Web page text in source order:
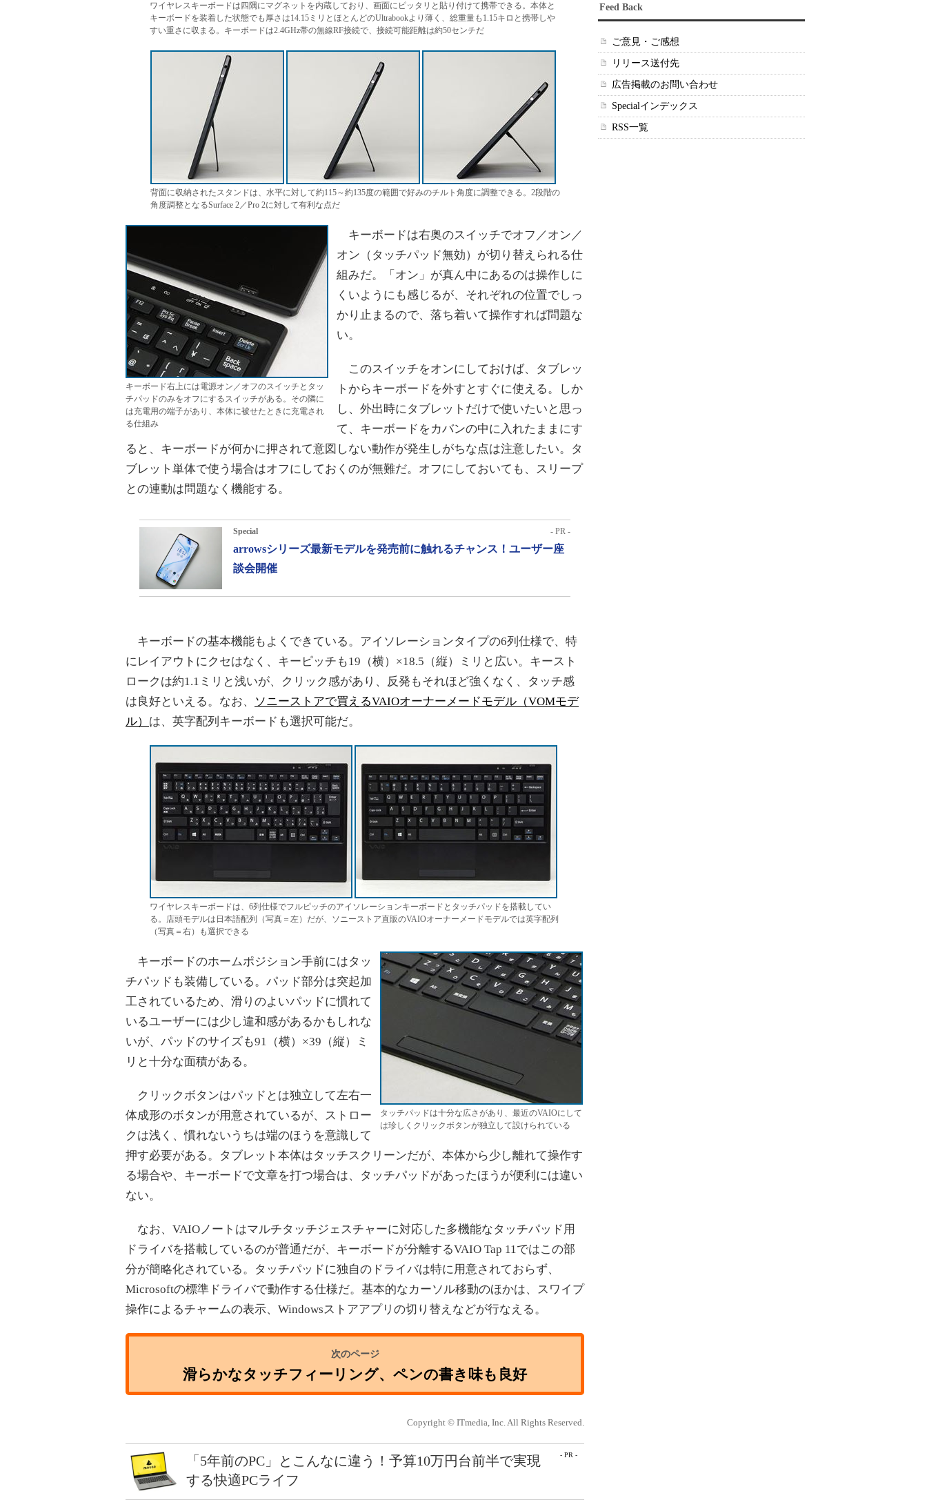
ワイヤレスキーボードは四隅にマグネットを内蔵しており、画面にピッタリと貼り付けて携帯できる。本体と
キーボードを装着した状態でも厚さは14.15ミリとほとんどのUltrabookより薄く、総重量も1.15キロと携帯しや
すい重さに収まる。キーボードは2.4GHz帯の無線RF接続で、接続可能距離は約50センチだ
背面に収納されたスタンドは、水平に対して約115～約135度の範囲で好みのチルト角度に調整できる。2段階の
角度調整となるSurface 2／Pro 2に対して有利な点だ
キーボード右上には電源オン／オフのスイッチとタッ
チパッドのみをオフにするスイッチがある。その隣に
は充電用の端子があり、本体に被せたときに充電され
る仕組み
キーボードは右奥のスイッチでオフ／オン／
オン（タッチパッド無効）が切り替えられる仕
組みだ。「オン」が真ん中にあるのは操作しに
くいようにも感じるが、それぞれの位置でしっ
かり止まるので、落ち着いて操作すれば問題な
い。
このスイッチをオンにしておけば、タブレッ
トからキーボードを外すとすぐに使える。しか
し、外出時にタブレットだけで使いたいと思っ
て、キーボードをカバンの中に入れたままにす
ると、キーボードが何かに押されて意図しない動作が発生しがちな点は注意したい。タ
ブレット単体で使う場合はオフにしておくのが無難だ。オフにしておいても、スリープ
との連動は問題なく機能する。
Special - PR -
arrowsシリーズ最新モデルを発売前に触れるチャンス！ユーザー座
談会開催
キーボードの基本機能もよくできている。アイソレーションタイプの6列仕様で、特
にレイアウトにクセはなく、キーピッチも19（横）×18.5（縦）ミリと広い。キースト
ロークは約1.1ミリと浅いが、クリック感があり、反発もそれほど強くなく、タッチ感
は良好といえる。なお、
ソニーストアで買えるVAIOオーナーメードモデル（VOMモデ
ル） は、英字配列キーボードも選択可能だ。
ワイヤレスキーボードは、6列仕様でフルピッチのアイソレーションキーボードとタッチパッドを搭載してい
る。店頭モデルは日本語配列（写真＝左）だが、ソニーストア直販のVAIOオーナーメードモデルでは英字配列
（写真＝右）も選択できる
タッチパッドは十分な広さがあり、最近のVAIOにして
は珍しくクリックボタンが独立して設けられている
キーボードのホームポジション手前にはタッ
チパッドも装備している。パッド部分は突起加
工されているため、滑りのよいパッドに慣れて
いるユーザーには少し違和感があるかもしれな
いが、パッドのサイズも91（横）×39（縦）ミ
リと十分な面積がある。
クリックボタンはパッドとは独立して左右一
体成形のボタンが用意されているが、ストロー
クは浅く、慣れないうちは端のほうを意識して
押す必要がある。タブレット本体はタッチスクリーンだが、本体から少し離れて操作す
る場合や、キーボードで文章を打つ場合は、タッチパッドがあったほうが便利には違い
ない。
なお、VAIOノートはマルチタッチジェスチャーに対応した多機能なタッチパッド用
ドライバを搭載しているのが普通だが、キーボードが分離するVAIO Tap 11ではこの部
分が簡略化されている。タッチパッドに独自のドライバは特に用意されておらず、
Microsoftの標準ドライバで動作する仕様だ。基本的なカーソル移動のほかは、スワイプ
操作によるチャームの表示、Windowsストアアプリの切り替えなどが行なえる。
滑らかなタッチフィーリング、ペンの書き味も良好
Copyright © ITmedia, Inc. All Rights Reserved.
- PR -
「5年前のPC」とこんなに違う！予算10万円台前半で実現
する快適PCライフ
Feed Back
ご意見・ご感想
リリース送付先
広告掲載のお問い合わせ
Specialインデックス
RSS一覧